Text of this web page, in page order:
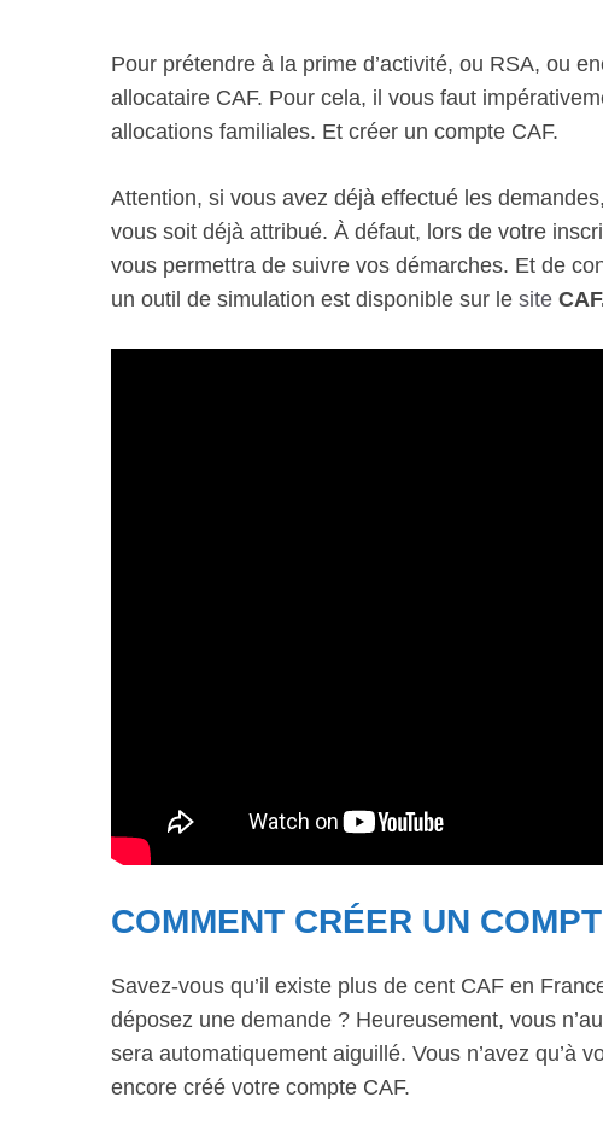
Pour prétendre à la prime d’activité, ou RSA, ou
allocataire CAF. Pour cela, il vous faut
allocations familiales. Et créer un compte CAF.
Attention, si vous avez déjà effectué les
vous soit déjà attribué. À défaut, lors de votre
vous permettra de suivre vos démarches. Et de
un outil de simulation est disponible sur le site
COMMENT CRÉER UN
Savez-vous qu’il existe plus de cent CAF en
déposez une demande ? Heureusement, vous
sera automatiquement aiguillé. Vous n’avez qu’à
encore créé votre compte CAF.